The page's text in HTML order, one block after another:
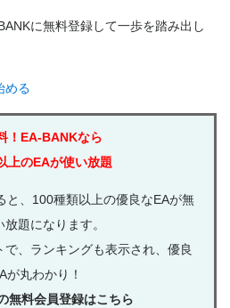
に無料登録して一歩を踏み出し
める
！EA-BANKなら
上のEAが使い放題
と、100種類以上の優良なEAが無
題になります。
、ランキングも表示され、優良
が丸わかり！
料会員登録はこちら